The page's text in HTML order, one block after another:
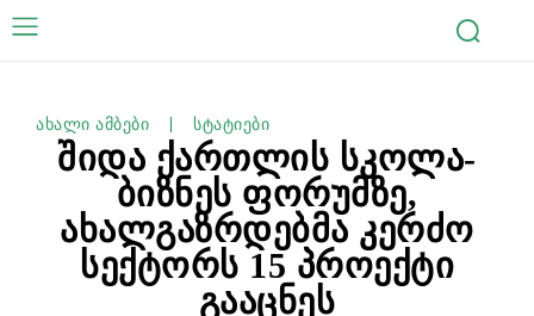
ახალი ამბები სტატიები
შიდა ქართლის სკოლა-
ბიზნეს ფორუმზე,
ახალგაზრდებმა კერძო
სექტორს 15 პროექტი
გააცნეს